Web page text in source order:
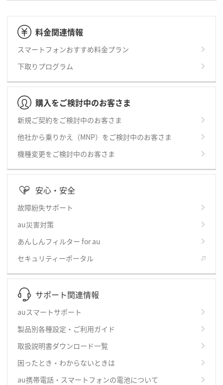
料金関連情報
スマートフォンおすすめ料金プラン
下取りプログラム
購入をご検討中のお客さま
新規ご契約をご検討中のお客さま
他社から乗りかえ（MNP）をご検討中のお客さま
機種変更をご検討中のお客さま
安心・安全
故障紛失サポート
au災害対策
あんしんフィルター for au
セキュリティーポータル
サポート関連情報
auスマートサポート
製品別各種設定・ご利用ガイド
取扱説明書ダウンロード一覧
困ったとき・わからないときは
au携帯電話・スマートフォンの電池について